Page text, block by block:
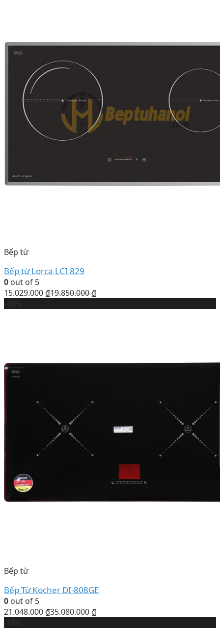
Bếp từ
Bếp từ Lorca LCI 829
0 out of 5
15.029.000 ₫19.850.000₫
Bếp từ
Bếp Từ Kocher DI-808GE
0 out of 5
21.048.000 ₫35.080.000₫